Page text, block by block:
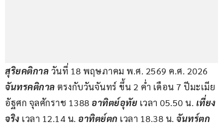
สุริยคติกาล วันที่ 18 พฤษภาคม พ.ศ. 2569 ค.ศ. 2026
จันทรคติกาล ตรงกับวันจันทร์ ขึ้น 2 ค่ำ เดือน 7 ปีมะเมีย
อัฐศก จุลศักราช 1388 อาทิตย์อุทัย เวลา 05.50 น. เที่ยง
จริง เวลา 12.14 น. อาทิตย์ตก เวลา 18.38 น. จันทร์ตก